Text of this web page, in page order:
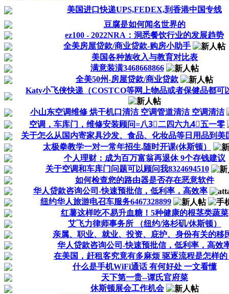
美国进口快递UPS,FEDEX,到香港中国专线
豆腐是如何闻名世界的
ez100 - 2022NRA：洞悉餐饮行业的发展趋势
全美房屋贷款/商业贷款-购房小助手
美国各种族收入与教育对比表
满意装潢3468668866
全美50州-房屋贷款/商业贷款
Katy小飞侠快递（COSTCO等网上物品或者保健品都可
小山东空调维修 烘干机口清洁 空调管道清洁 空调清洁
空调，车库门，维修安装顾问=八3⃣️二四六九4⃣️五一零
关于怎么从国内寄家具沙发、食品、化妆品等日用品到美
太极拳教学一对一常年招生,随时开课(休斯顿）
个人理财：成为百万富翁再退休 9个存钱建议
关于空调和车库门问题可以顾问我8324694510
如何检查您的路由器是否存在恶意软件
华人贷款咨询公司-快速预批信，低利率，高效率
纽约华人旅游电召车服务6467328899
红薯这样吃不易升血糖！5种健康的根茎类蔬菜
艾飞力律师事务所 （纽约/洛杉矶/休斯顿）
亲属、职业、就业、投资、庇护、身份有关的移
华人贷款咨询公司-快速预批信，低利率，高效
在美国，赶租客究竟有多麻烦 驱逐流程是怎样的
什么是手机WiFi通话 有何好处 一文看懂
天下第一贵--谭氏官府菜
休斯顿展会工作机会